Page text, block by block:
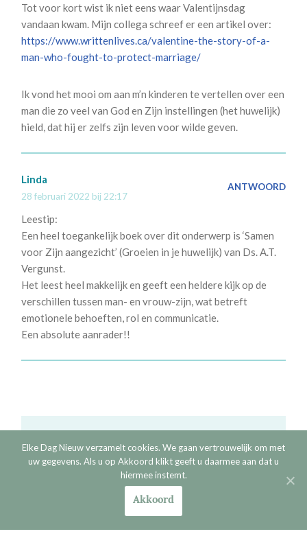
Tot voor kort wist ik niet eens waar Valentijnsdag
vandaan kwam. Mijn collega schreef er een artikel over:
https://www.writtenlives.ca/valentine-the-story-of-a-
man-who-fought-to-protect-marriage/
Ik vond het mooi om aan m’n kinderen te vertellen over een
man die zo veel van God en Zijn instellingen (het huwelijk)
hield, dat hij er zelfs zijn leven voor wilde geven.
Linda
28 februari 2022 bij 22:17
ANTWOORD
Leestip:
Een heel toegankelijk boek over dit onderwerp is ‘Samen
voor Zijn aangezicht’ (Groeien in je huwelijk) van Ds. A.T.
Vergunst.
Het leest heel makkelijk en geeft een heldere kijk op de
verschillen tussen man- en vrouw-zijn, wat betreft
emotionele behoeften, rol en communicatie.
Een absolute aanrader!!
Geef een reactie
Je e-mailadres wordt niet gepubliceerd.
velden zijn gemarkeerd met*
Naam*
Elke Dag Nieuw verzamelt cookies. We gaan vertrouwelijk om met
uw gegevens. Als u op Akkoord klikt geeft u daarmee aan dat u
hiermee instemt.
Akkoord